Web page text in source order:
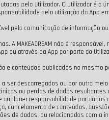
pelo Utilizador. O Utilizador é o
pela utilização da App
pela comunicação de
A MAKEADREAM não é
ou através da App por parte do
e conteúdos publicados no mesmo
ser descarregados ou por outro
ou perdas de dados
qualquer responsabilidade por
cancelamento de conteúdos,
de dados, ou relacionados com a